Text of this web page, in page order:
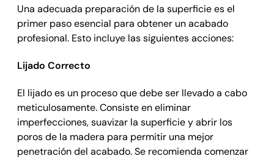
Una adecuada preparación de la superficie es el
primer paso esencial para obtener un acabado
profesional. Esto incluye las siguientes acciones:
Lijado Correcto
El lijado es un proceso que debe ser llevado a cabo
meticulosamente. Consiste en eliminar
imperfecciones, suavizar la superficie y abrir los
poros de la madera para permitir una mejor
penetración del acabado. Se recomienda comenzar